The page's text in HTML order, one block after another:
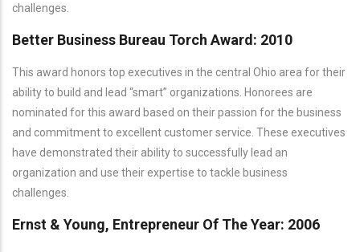
challenges.
Better Business Bureau Torch Award: 2010
This award honors top executives in the central Ohio area for their
ability to build and lead “smart” organizations. Honorees are
nominated for this award based on their passion for the business
and commitment to excellent customer service. These executives
have demonstrated their ability to successfully lead an
organization and use their expertise to tackle business
challenges.
Ernst & Young, Entrepreneur Of The Year: 2006